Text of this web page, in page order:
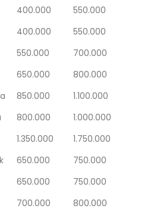
400.000
550.000
400.000
550.000
550.000
700.000
650.000
800.000
850.000
1.100.000
800.000
1.000.000
1.350.000
1.750.000
650.000
750.000
650.000
750.000
700.000 800.000